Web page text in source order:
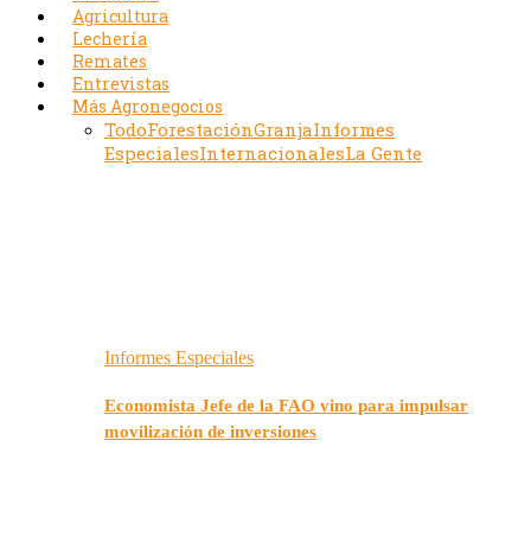
Agricultura
Lechería
Remates
Entrevistas
Más Agronegocios
TodoForestaciónGranjaInformes
EspecialesInternacionalesLa Gente
Informes Especiales
Economista Jefe de la FAO vino para impulsar
movilización de inversiones